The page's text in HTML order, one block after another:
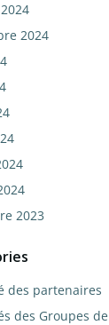
2024
2023
des partenaires
des Groupes